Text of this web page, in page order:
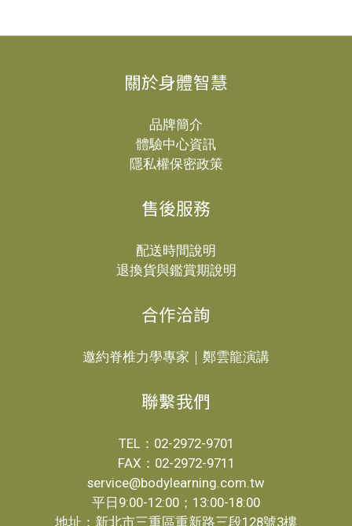
關於身體智慧
品牌簡介
體驗中心資訊
隱私權保密政策
售後服務
配送時間說明
退換貨與鑑賞期說明
合作洽詢
邀約脊椎力學專家｜鄭雲龍演講
聯繫我們
TEL：02-2972-9701
FAX：02-2972-9711
service@bodylearning.com.tw
平日9:00-12:00；13:00-18:00
地址：新北市三重區重新路三段128號3樓